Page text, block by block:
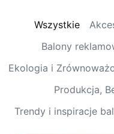
Balony
Ekologia i
Produkcja,
Trendy i inspiracje
Wszystkie